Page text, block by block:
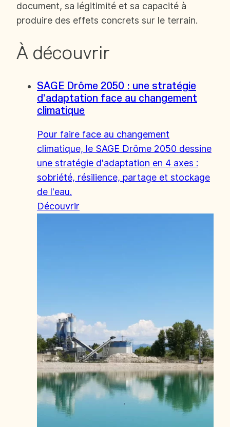
document, sa légitimité et sa capacité à
produire des effets concrets sur le terrain.
À découvrir
SAGE Drôme 2050 : une stratégie
d’adaptation face au changement
climatique
Pour faire face au changement
climatique, le SAGE Drôme 2050 dessine
une stratégie d'adaptation en 4 axes :
sobriété, résilience, partage et stockage
de l'eau.
Découvrir